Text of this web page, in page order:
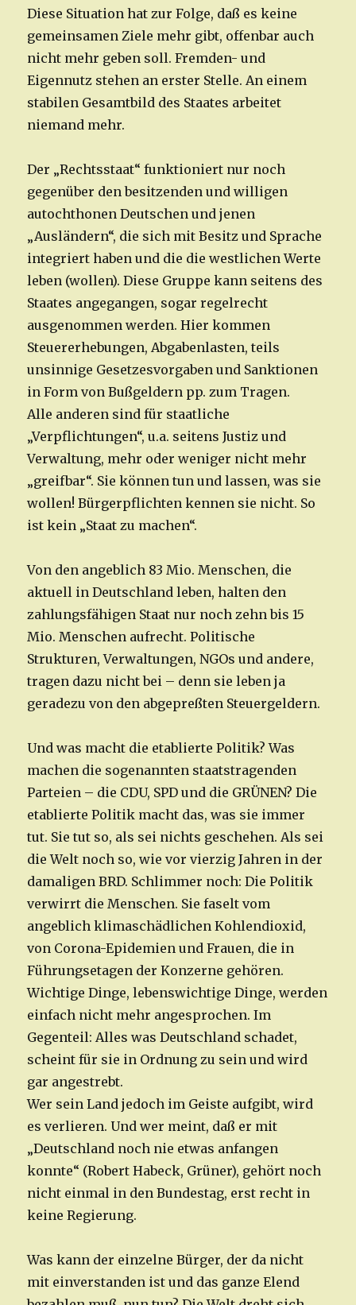
Diese Situation hat zur Folge, daß es keine
gemeinsamen Ziele mehr gibt, offenbar auch
nicht mehr geben soll. Fremden- und
Eigennutz stehen an erster Stelle. An einem
stabilen Gesamtbild des Staates arbeitet
niemand mehr.
Der „Rechtsstaat“ funktioniert nur noch
gegenüber den besitzenden und willigen
autochthonen Deutschen und jenen
„Ausländern“, die sich mit Besitz und Sprache
integriert haben und die die westlichen Werte
leben (wollen). Diese Gruppe kann seitens des
Staates angegangen, sogar regelrecht
ausgenommen werden. Hier kommen
Steuererhebungen, Abgabenlasten, teils
unsinnige Gesetzesvorgaben und Sanktionen
in Form von Bußgeldern pp. zum Tragen.
Alle anderen sind für staatliche
„Verpflichtungen“, u.a. seitens Justiz und
Verwaltung, mehr oder weniger nicht mehr
„greifbar“. Sie können tun und lassen, was sie
wollen! Bürgerpflichten kennen sie nicht. So
ist kein „Staat zu machen“.
Von den angeblich 83 Mio. Menschen, die
aktuell in Deutschland leben, halten den
zahlungsfähigen Staat nur noch zehn bis 15
Mio. Menschen aufrecht. Politische
Strukturen, Verwaltungen, NGOs und andere,
tragen dazu nicht bei – denn sie leben ja
geradezu von den abgepreßten Steuergeldern.
Und was macht die etablierte Politik? Was
machen die sogenannten staatstragenden
Parteien – die CDU, SPD und die GRÜNEN? Die
etablierte Politik macht das, was sie immer
tut. Sie tut so, als sei nichts geschehen. Als sei
die Welt noch so, wie vor vierzig Jahren in der
damaligen BRD. Schlimmer noch: Die Politik
verwirrt die Menschen. Sie faselt vom
angeblich klimaschädlichen Kohlendioxid,
von Corona-Epidemien und Frauen, die in
Führungsetagen der Konzerne gehören.
Wichtige Dinge, lebenswichtige Dinge, werden
einfach nicht mehr angesprochen. Im
Gegenteil: Alles was Deutschland schadet,
scheint für sie in Ordnung zu sein und wird
gar angestrebt.
Wer sein Land jedoch im Geiste aufgibt, wird
es verlieren. Und wer meint, daß er mit
„Deutschland noch nie etwas anfangen
konnte“ (Robert Habeck, Grüner), gehört noch
nicht einmal in den Bundestag, erst recht in
keine Regierung.
Was kann der einzelne Bürger, der da nicht
mit einverstanden ist und das ganze Elend